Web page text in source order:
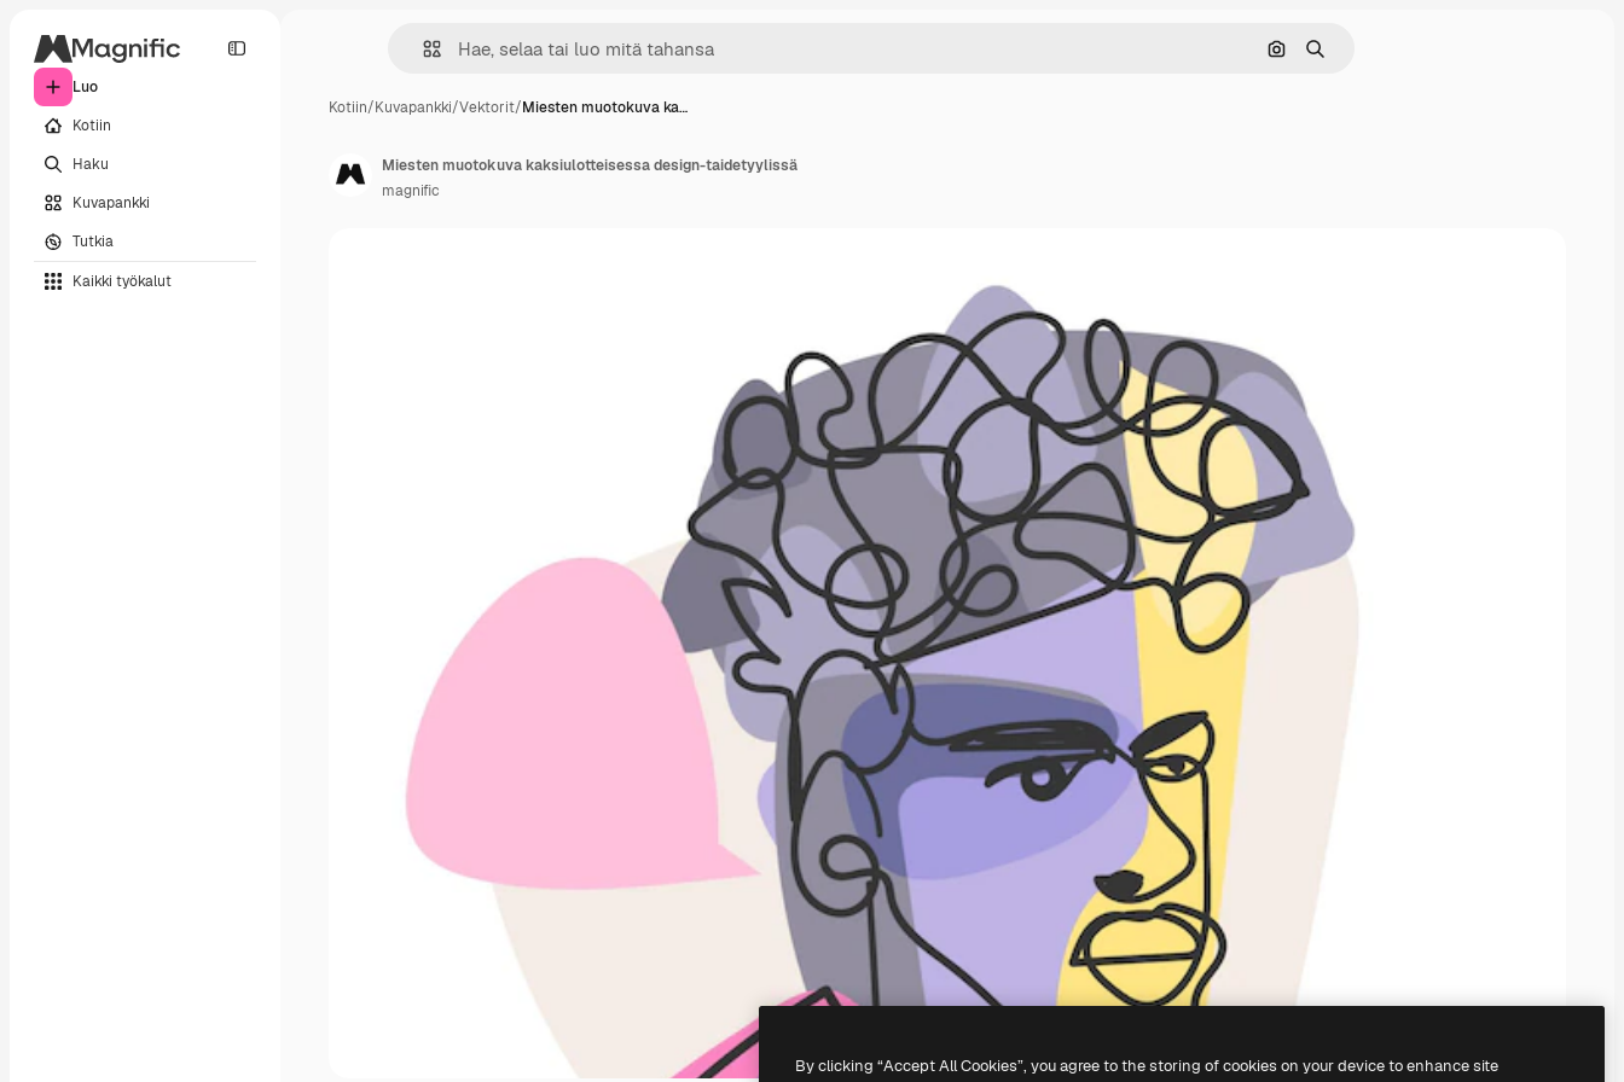
Luo
Kotiin
Haku
Kuvapankki
Tutkia
Kaikki työkalut
Hae kuvan perusteella
Haku
Kotiin/Kuvapankki/Vektorit/Miesten muotokuva ka…
Miesten muotokuva kaksiulotteisessa design-taidetyylissä
magnific
By clicking “Accept All Cookies”, you agree to the storing of cookies on your device to enhance site